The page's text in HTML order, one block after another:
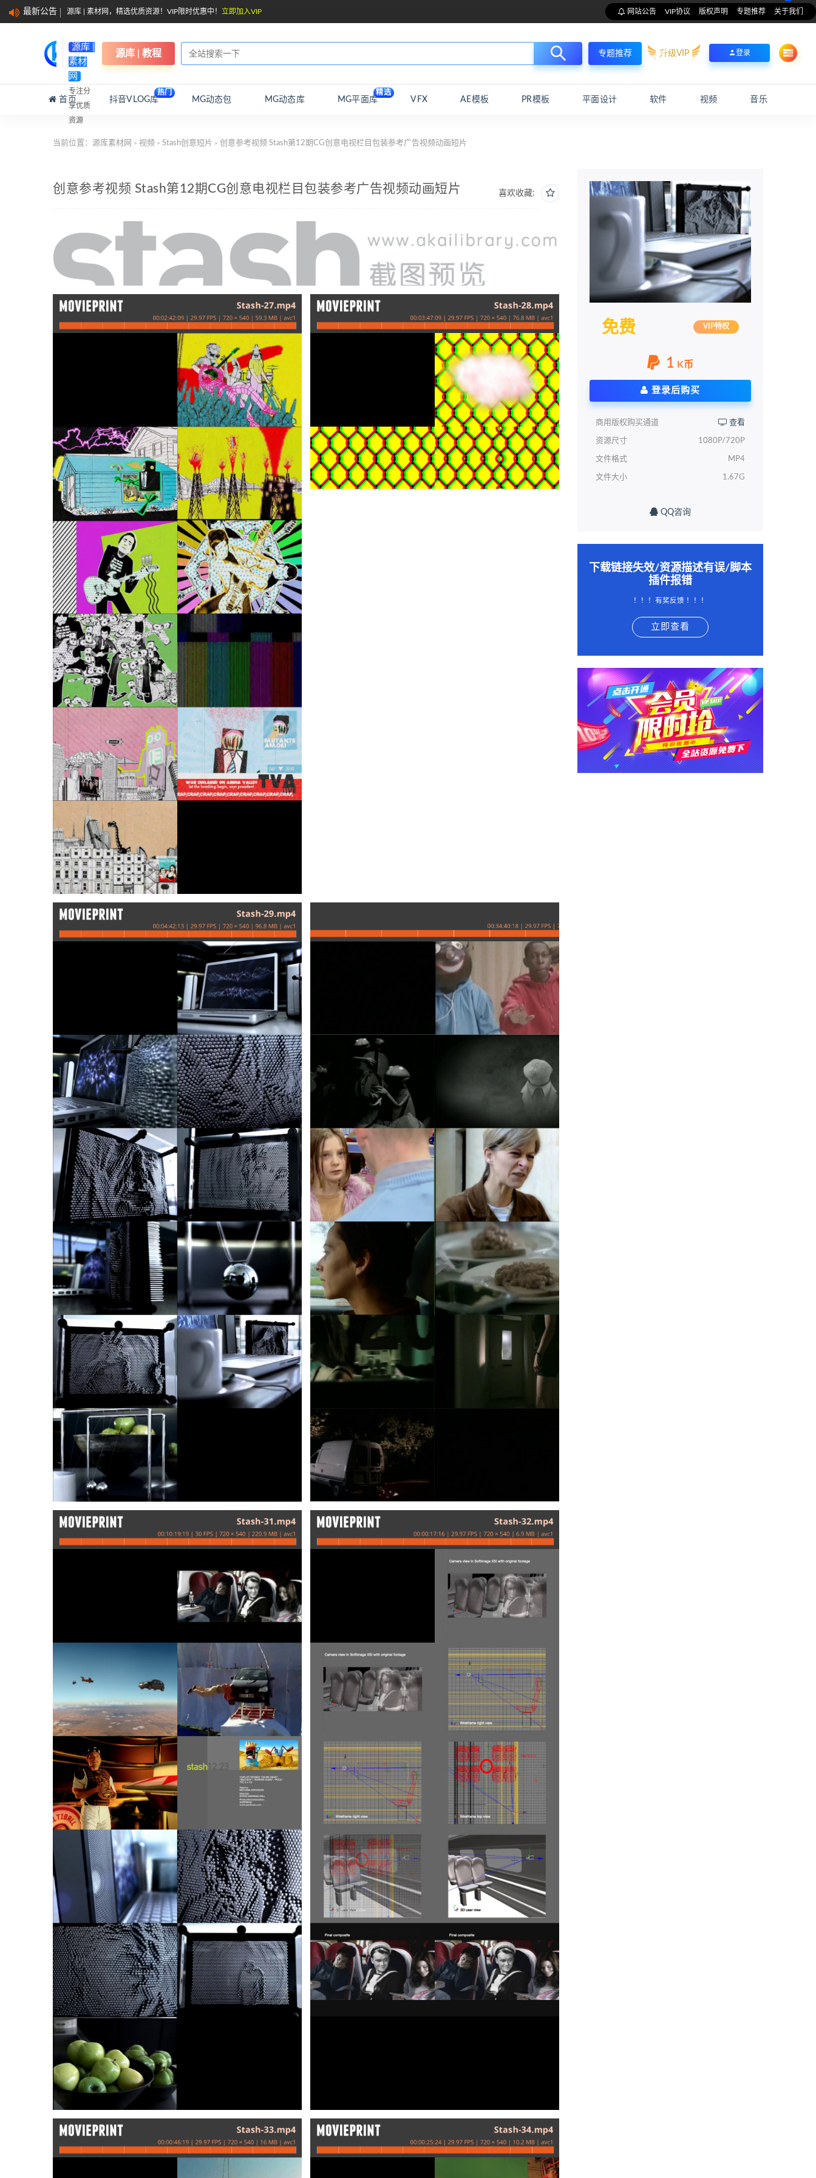
最新公告 源库 | 素材网，精选优质资源！VIP限时优惠中！ 立即加入VIP 网站公告 VIP协议 版权声明 专题推荐 关于我们
源库 |
素材
网
专注分
享优质
资源
源库 | 教程 专题推荐 升级VIP 登录
首页 抖音VLOG库
热门
MG动态包 MG动态库 MG平面库
精选
VFX AE模板 PR模板 平面设计 软件 视频 音乐
当前位置： 源库素材网 > 视频 > Stash创意短片 > 创意参考视频 Stash第12期CG创意电视栏目包装参考广告视频动画短片
喜欢收藏:
创意参考视频 Stash第12期CG创意电视栏目包装参考广告视频动画短片
免费 VIP特权
1 K币
登录后购买
商用版权购买通道 查看
资源尺寸 1080P/720P
文件格式 MP4
文件大小 1.67G
QQ咨询
下载链接失效/资源描述有误/脚本
插件报错
！！！有奖反馈 ！！！
立即查看